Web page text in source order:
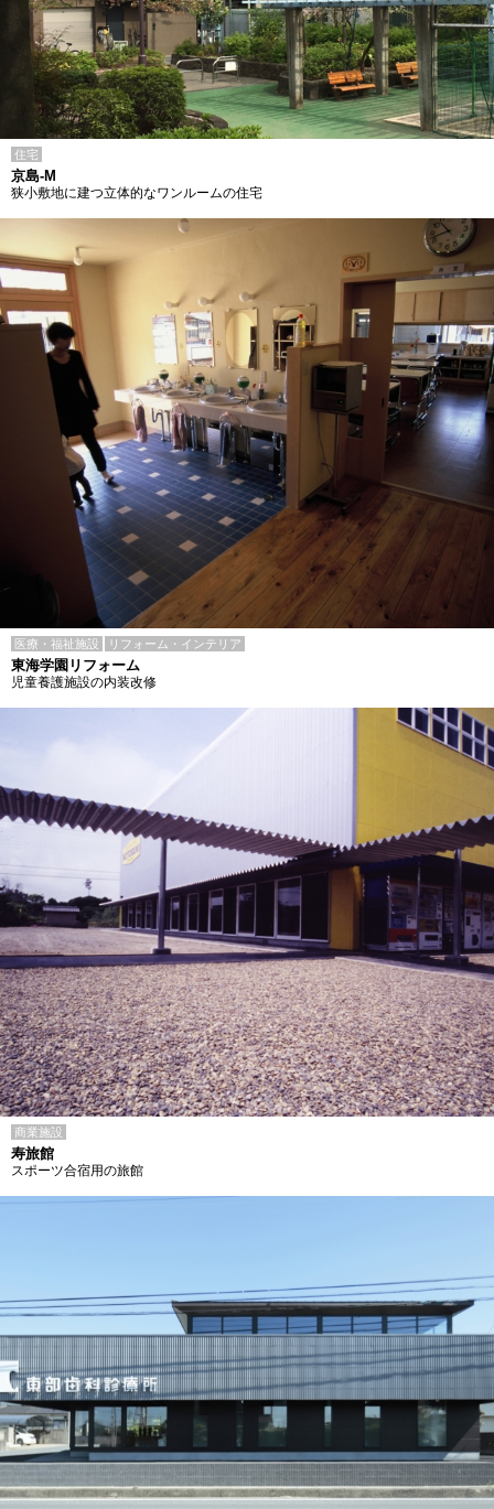
住宅
京島-M
狭小敷地に建つ立体的なワンルームの住宅
医療・福祉施設 リフォーム・インテリア
東海学園リフォーム
児童養護施設の内装改修
商業施設
寿旅館
スポーツ合宿用の旅館